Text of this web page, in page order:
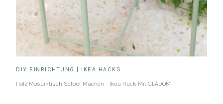
DIY EINRICHTUNG IKEA HACKS
Holz Mosaiktisch Selber Machen – Ikea Hack Mit GLADOM